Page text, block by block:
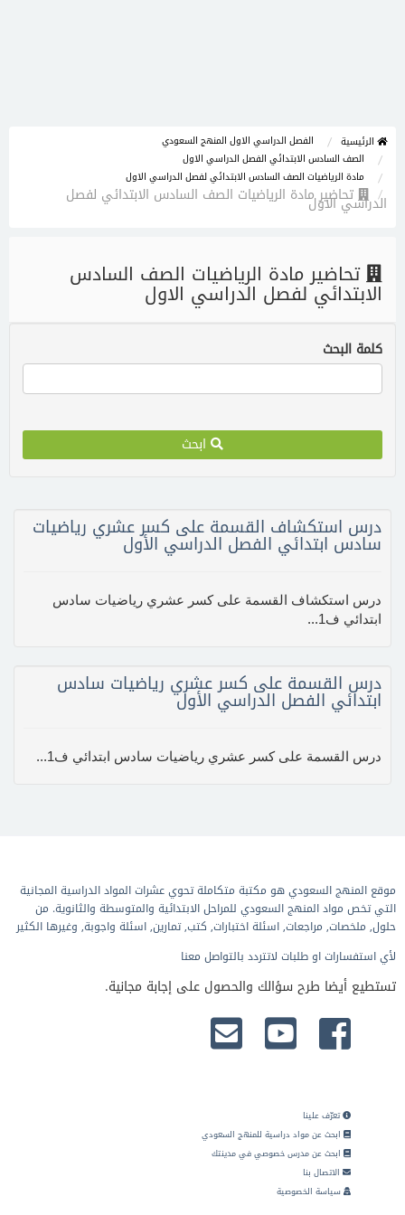
الرئيسية
الفصل الدراسي الاول المنهج السعودي
الصف السادس الابتدائي الفصل الدراسي الاول
مادة الرياضيات الصف السادس الابتدائي لفصل الدراسي الاول
تحاضير مادة الرياضيات الصف السادس الابتدائي لفصل
الدراسي الاول
تحاضير مادة الرياضيات الصف السادس
الابتدائي لفصل الدراسي الاول
كلمة البحث
ابحث
درس استكشاف القسمة على كسر عشري رياضيات
سادس ابتدائي الفصل الدراسي الأول
درس استكشاف القسمة على كسر عشري رياضيات سادس
ابتدائي ف1...
درس القسمة على كسر عشري رياضيات سادس
ابتدائي الفصل الدراسي الأول
درس القسمة على كسر عشري رياضيات سادس ابتدائي ف1...
موقع المنهج السعودي هو مكتبة متكاملة تحوي عشرات المواد الدراسية المجانية
التي تخص مواد المنهج السعودي للمراحل الابتدائية والمتوسطة والثانوية. من
حلول, ملخصات, مراجعات, اسئلة اختبارات, كتب, تمارين, اسئلة واجوبة, وغيرها الكثير
لأي استفسارات او طلبات لاتتردد بالتواصل معنا
تستطيع أيضا طرح سؤالك والحصول على إجابة مجانية.
تعرّف علينا
ابحث عن مواد دراسية للمنهج السعودي
ابحث عن مدرس خصوصي في مدينتك
الاتصال بنا
سياسة الخصوصية